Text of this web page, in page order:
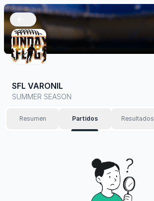
SFL VARONIL
SUMMER SEASON
Resumen Partidos Resultados